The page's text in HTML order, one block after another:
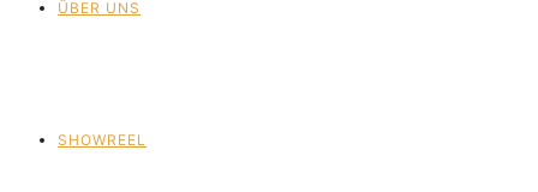
ÜBER UNS
SHOWREEL